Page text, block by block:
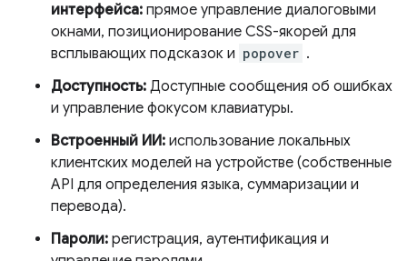
интерфейса: прямое управление диалоговыми
окнами, позиционирование CSS-якорей для
всплывающих подсказок и popover .
Доступность: Доступные сообщения об ошибках
и управление фокусом клавиатуры.
Встроенный ИИ: использование локальных
клиентских моделей на устройстве (собственные
API для определения языка, суммаризации и
перевода).
Пароли: регистрация, аутентификация и